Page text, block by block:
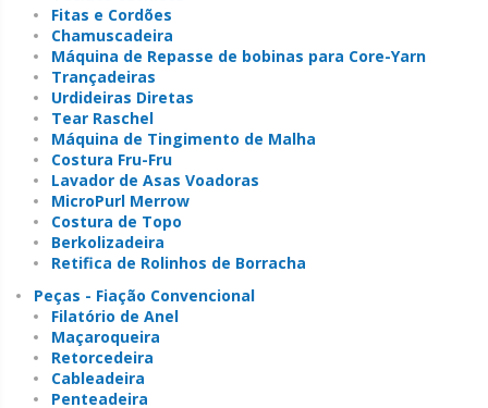
Fitas e Cordões
Chamuscadeira
Máquina de Repasse de bobinas para Core-Yarn
Trançadeiras
Urdideiras Diretas
Tear Raschel
Máquina de Tingimento de Malha
Costura Fru-Fru
Lavador de Asas Voadoras
MicroPurl Merrow
Costura de Topo
Berkolizadeira
Retifica de Rolinhos de Borracha
Peças - Fiação Convencional
Filatório de Anel
Maçaroqueira
Retorcedeira
Cableadeira
Penteadeira